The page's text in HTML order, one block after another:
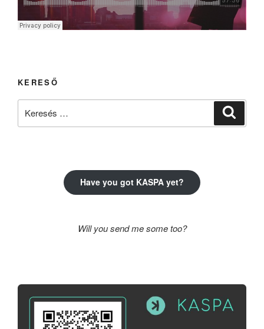
KERESŐ
Have you got KASPA yet?
Will you send me some too?